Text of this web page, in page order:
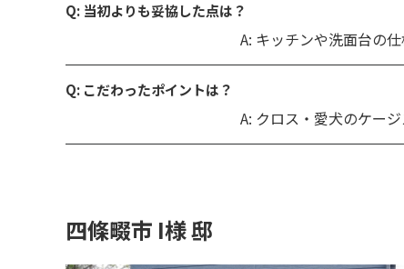
Q: 当初よりも妥協した点は？
A: キッチンや洗面台の
Q: こだわったポイントは？
A: クロス・愛犬のケー
四條畷市 I様 邸